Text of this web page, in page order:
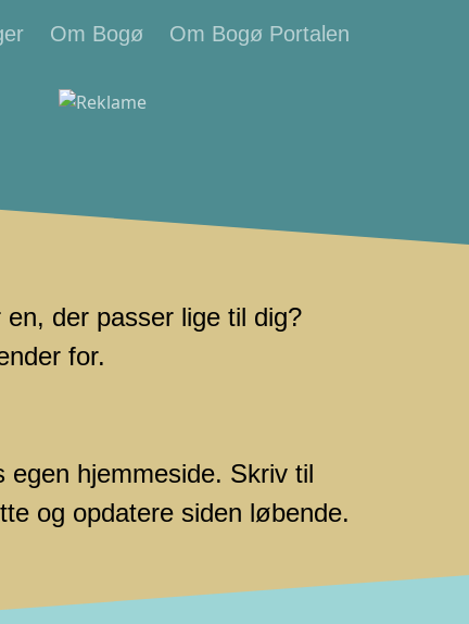
Om Bogø Om Bogø Portalen
der passer lige til dig?
for.
hjemmeside. Skriv til
og opdatere siden løbende.